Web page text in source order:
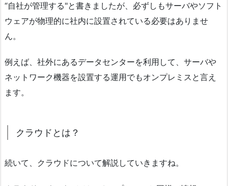
“自社が管理する"と書きましたが、必ずしもサーバやソフト
ウェアが物理的に社内に設置されている必要はありませ
ん。
例えば、社外にあるデータセンターを利用して、サーバや
ネットワーク機器を設置する運用でもオンプレミスと言え
ます。
クラウドとは？
続いて、クラウドについて解説していきますね。